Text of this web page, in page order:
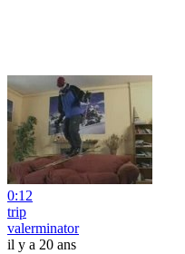
0:12
trip
valerminator
il y a 20 ans